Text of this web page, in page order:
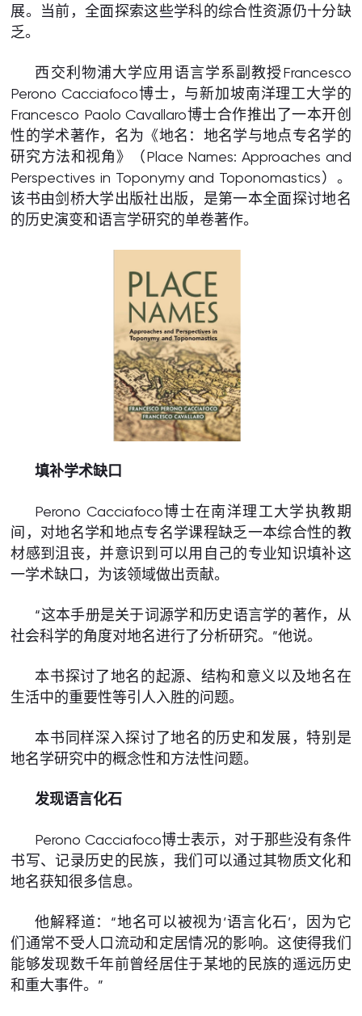
展。当前，全面探索这些学科的综合性资源仍十分缺
乏。
西交利物浦大学应用语言学系副教授Francesco
Perono Cacciafoco博士，与新加坡南洋理工大学的
Francesco Paolo Cavallaro博士合作推出了一本开创
性的学术著作，名为《地名：地名学与地点专名学的
研究方法和视角》（Place Names: Approaches and
Perspectives in Toponymy and Toponomastics）。
该书由剑桥大学出版社出版，是第一本全面探讨地名
的历史演变和语言学研究的单卷著作。
填补学术缺口
Perono Cacciafoco博士在南洋理工大学执教期
间，对地名学和地点专名学课程缺乏一本综合性的教
材感到沮丧，并意识到可以用自己的专业知识填补这
一学术缺口，为该领域做出贡献。
“这本手册是关于词源学和历史语言学的著作，从
社会科学的角度对地名进行了分析研究。”他说。
本书探讨了地名的起源、结构和意义以及地名在
生活中的重要性等引人入胜的问题。
本书同样深入探讨了地名的历史和发展，特别是
地名学研究中的概念性和方法性问题。
发现语言化石
Perono Cacciafoco博士表示，对于那些没有条件
书写、记录历史的民族，我们可以通过其物质文化和
地名获知很多信息。
他解释道：“地名可以被视为‘语言化石’，因为它
们通常不受人口流动和定居情况的影响。这使得我们
能够发现数千年前曾经居住于某地的民族的遥远历史
和重大事件。”